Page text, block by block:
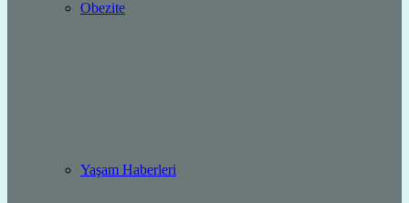
Obezite
Yaşam Haberleri